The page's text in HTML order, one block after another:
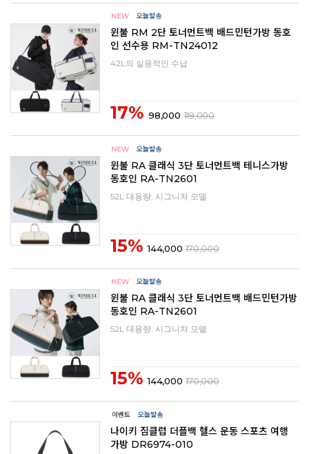
윈불 RM 2단 토너먼트백 배드민턴가방 동호
인 선수용 RM-TN24012
42L의 실용적인 수납
17% 98,000 119,000
윈불 RA 클래식 3단 토너먼트백 테니스가방
동호인 RA-TN2601
52L 대용량, 시그니처 모델
15% 144,000 170,000
윈불 RA 클래식 3단 토너먼트백 배드민턴가방
동호인 RA-TN2601
52L 대용량, 시그니처 모델
15% 144,000 170,000
나이키 짐클럽 더플백 헬스 운동 스포츠 여행
가방 DR6974-010